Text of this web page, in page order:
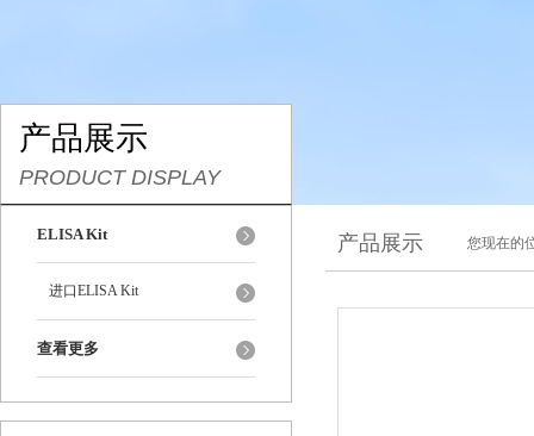
产品展示
PRODUCT DISPLAY
ELISA Kit
进口ELISA Kit
查看更多
产品展示 您现在的